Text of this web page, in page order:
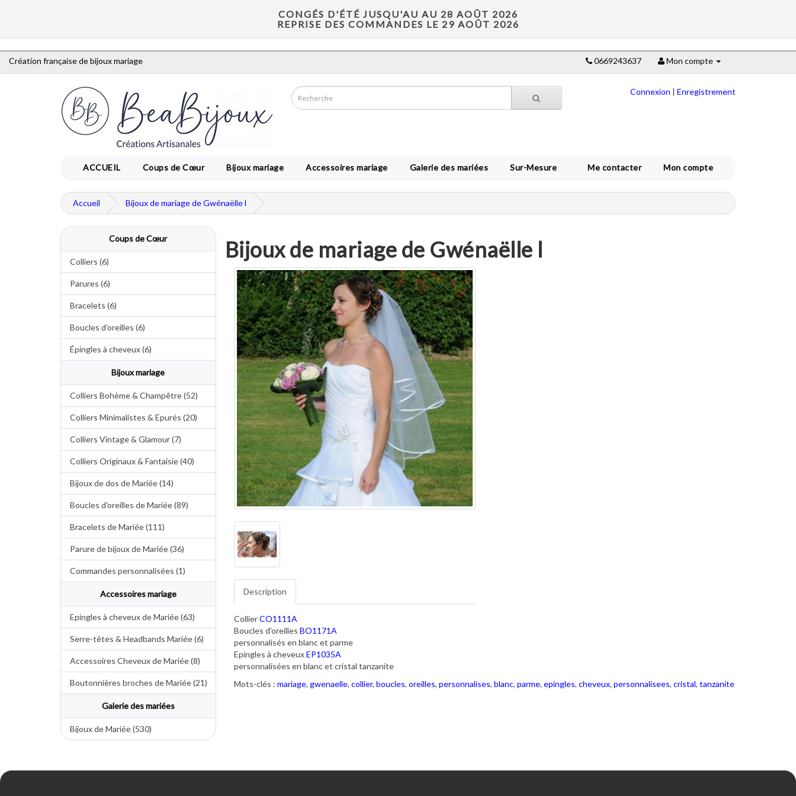
CONGÉS D'ÉTÉ JUSQU'AU AU 28 AOÛT 2026
REPRISE DES COMMANDES LE 29 AOÛT 2026
Création française de bijoux mariage 0669243637 Mon compte
Connexion | Enregistrement
ACCUEIL Coups de Cœur Bijoux mariage Accessoires mariage Galerie des mariées Sur-Mesure Me contacter Mon compte
Accueil Bijoux de mariage de Gwénaëlle l
Coups de Cœur
Colliers (6)
Parures (6)
Bracelets (6)
Boucles d'oreilles (6)
Épingles à cheveux (6)
Bijoux mariage
Colliers Bohème & Champêtre (52)
Colliers Minimalistes & Epurés (20)
Colliers Vintage & Glamour (7)
Colliers Originaux & Fantaisie (40)
Bijoux de dos de Mariée (14)
Boucles d'oreilles de Mariée (89)
Bracelets de Mariée (111)
Parure de bijoux de Mariée (36)
Commandes personnalisées (1)
Accessoires mariage
Epingles à cheveux de Mariée (63)
Serre-têtes & Headbands Mariée (6)
Accessoires Cheveux de Mariée (8)
Boutonnières broches de Mariée (21)
Galerie des mariées
Bijoux de Mariée (530)
Bijoux de mariage de Gwénaëlle l
Description
CollierCO1111A
Boucles d'oreilles BO1171A
personnalisés en blanc et parme
Epingles à cheveuxEP1035A
personnalisées en blanc et cristal tanzanite
Mots-clés : mariage, gwenaelle, collier, boucles, oreilles, personnalises, blanc, parme, epingles, cheveux, personnalisees, cristal, tanzanite